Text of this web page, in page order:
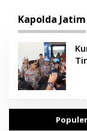
Kapolda Jatim
Populer